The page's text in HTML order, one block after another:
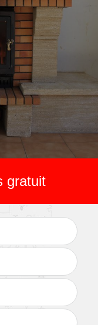
gratuit